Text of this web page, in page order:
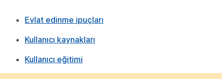
Evlat edinme ipuçları
Kullanıcı kaynakları
Kullanıcı eğitimi